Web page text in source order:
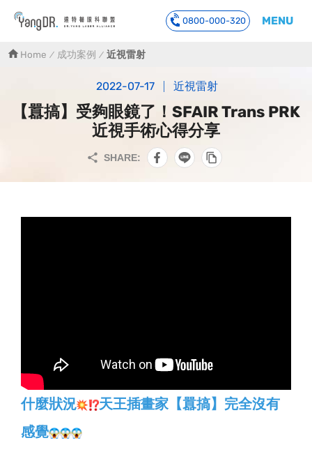
到主要內容
0800-000-320 MENU
Home 成功案例 近視雷射
2022-07-17 近視雷射
【囂搞】受夠眼鏡了！SFAIR Trans PRK
近視手術心得分享
什麼狀況
天王插畫家【囂搞】完全沒有
感覺